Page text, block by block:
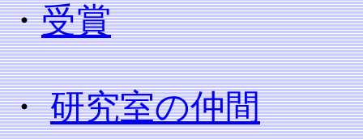
・受賞
・研究室の仲間